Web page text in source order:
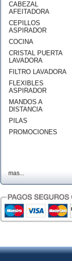
CABEZAL
AFEITADORA
CEPILLOS
ASPIRADOR
COCINA
CRISTAL PUERTA
LAVADORA
FILTRO LAVADORA
FLEXIBLES
ASPIRADOR
MANDOS A
DISTANCIA
PILAS
PROMOCIONES
mas...